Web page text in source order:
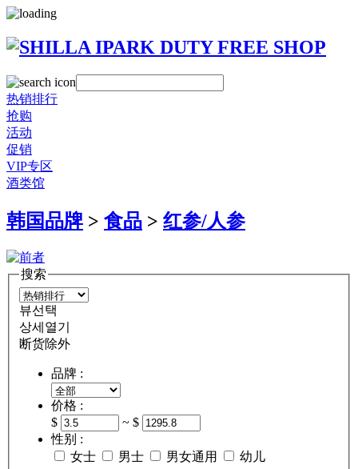
热销排行
抢购
活动
促销
VIP专区
酒类馆
韩国品牌 > 食品 > 红参/人参
搜索
뷰선택
상세열기
断货除外
品牌 :
价格 :
$
~ $
性别 :
女士
男士 男女通用 幼儿